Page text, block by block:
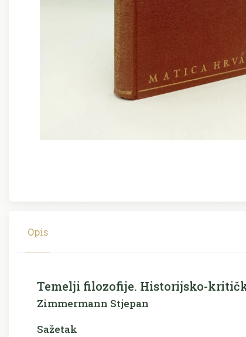
Opis
Temelji filozofije. Historijsko-
Zimmermann Stjepan
Sažetak